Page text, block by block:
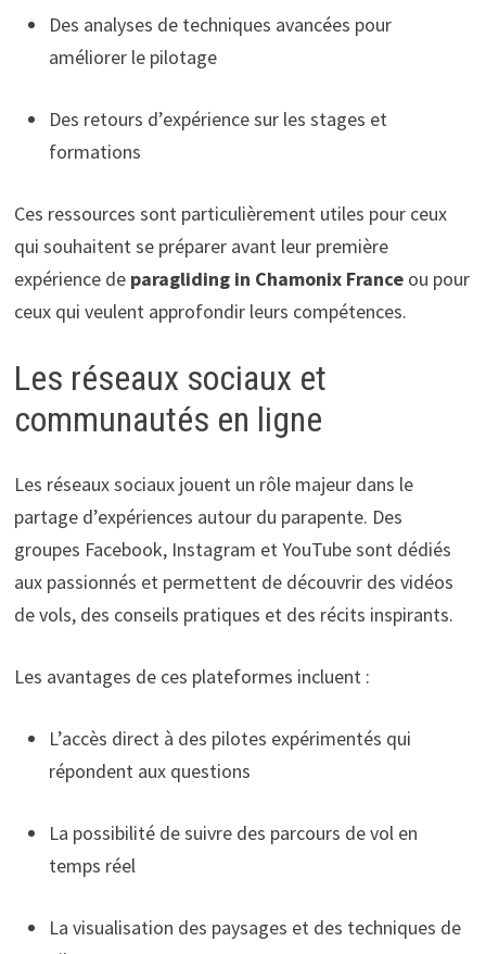
Des analyses de techniques avancées pour
améliorer le pilotage
Des retours d’expérience sur les stages et
formations
Ces ressources sont particulièrement utiles pour ceux
qui souhaitent se préparer avant leur première
expérience de paragliding in Chamonix Franceou pour
ceux qui veulent approfondir leurs compétences.
Les réseaux sociaux et
communautés en ligne
Les réseaux sociaux jouent un rôle majeur dans le
partage d’expériences autour du parapente. Des
groupes Facebook, Instagram et YouTube sont dédiés
aux passionnés et permettent de découvrir des vidéos
de vols, des conseils pratiques et des récits inspirants.
Les avantages de ces plateformes incluent :
L’accès direct à des pilotes expérimentés qui
répondent aux questions
La possibilité de suivre des parcours de vol en
temps réel
La visualisation des paysages et des techniques de